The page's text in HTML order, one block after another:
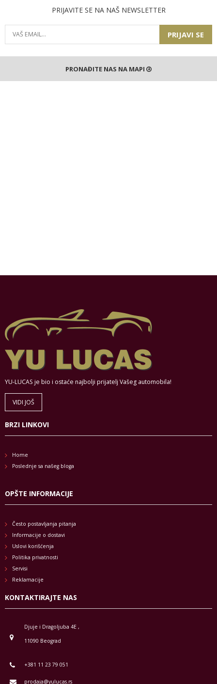
PRIJAVITE SE NA NAŠ NEWSLETTER
PRIJAVI SE
PRONAĐITE NAS NA MAPI
YU-LUCAS je bio i ostaće najbolji prijatelj Vašeg automobila!
VIDI JOŠ
BRZI LINKOVI
Home
Poslednje sa našeg bloga
OPŠTE INFORMACIJE
Često postavljanja pitanja
Informacije o dostavi
Uslovi korišćenja
Politika privatnosti
Servisi
Reklamacije
KONTAKTIRAJTE NAS
Djuje i Dragoljuba 4E ,
11090 Beograd
+381 11 23 79 051
prodaja@yulucas.rs